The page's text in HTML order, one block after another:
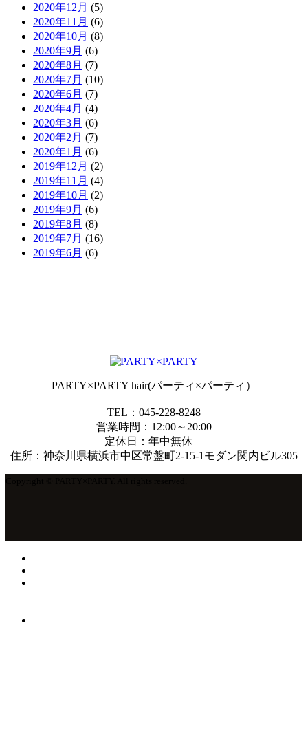
2020年12月 (5)
2020年11月 (6)
2020年10月 (8)
2020年9月 (6)
2020年8月 (7)
2020年7月 (10)
2020年6月 (7)
2020年4月 (4)
2020年3月 (6)
2020年2月 (7)
2020年1月 (6)
2019年12月 (2)
2019年11月 (4)
2019年10月 (2)
2019年9月 (6)
2019年8月 (8)
2019年7月 (16)
2019年6月 (6)
PARTY×PARTY hair(パーティ×パーティ）
TEL：045-228-8248
営業時間：12:00～20:00
定休日：年中無休
住所：神奈川県横浜市中区常盤町2-15-1モダン関内ビル305